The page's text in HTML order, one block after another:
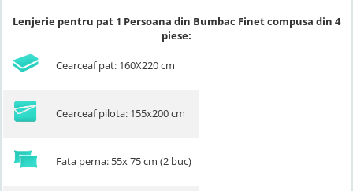
Lenjerie pentru pat 1 Persoana din Bumbac Finet compusa din 4
piese:
Cearceaf pat: 160X220 cm
Cearceaf pilota: 155x200 cm
Fata perna: 55x 75 cm (2 buc)